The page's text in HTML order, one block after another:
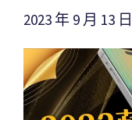
2023 年 9 月 13 日